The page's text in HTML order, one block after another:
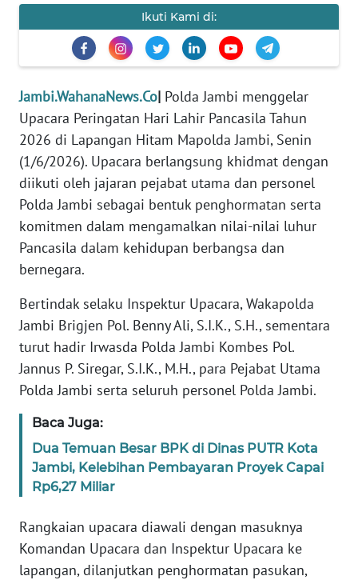
Ikuti Kami di:
Jambi.WahanaNews.Co| Polda Jambi menggelar
Upacara Peringatan Hari Lahir Pancasila Tahun
2026 di Lapangan Hitam Mapolda Jambi, Senin
(1/6/2026). Upacara berlangsung khidmat dengan
diikuti oleh jajaran pejabat utama dan personel
Polda Jambi sebagai bentuk penghormatan serta
komitmen dalam mengamalkan nilai-nilai luhur
Pancasila dalam kehidupan berbangsa dan
bernegara.
Bertindak selaku Inspektur Upacara, Wakapolda
Jambi Brigjen Pol. Benny Ali, S.I.K., S.H., sementara
turut hadir Irwasda Polda Jambi Kombes Pol.
Jannus P. Siregar, S.I.K., M.H., para Pejabat Utama
Polda Jambi serta seluruh personel Polda Jambi.
Baca Juga:
Dua Temuan Besar BPK di Dinas PUTR Kota
Jambi, Kelebihan Pembayaran Proyek Capai
Rp6,27 Miliar
Rangkaian upacara diawali dengan masuknya
Komandan Upacara dan Inspektur Upacara ke
lapangan, dilanjutkan penghormatan pasukan,
MEDIA
SIBER
REDAKSI
KARIR
DISCLAIMER
News
Regional
SUMUT
WN
WN
JABAR
WN
BANTEN